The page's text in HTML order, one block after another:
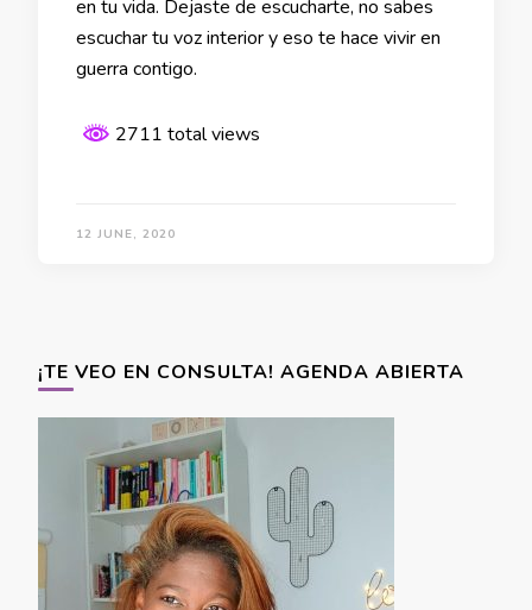
en tu vida. Dejaste de escucharte, no sabes
escuchar tu voz interior y eso te hace vivir en
guerra contigo.
2711 total views
12 JUNE, 2020
¡TE VEO EN CONSULTA! AGENDA ABIERTA